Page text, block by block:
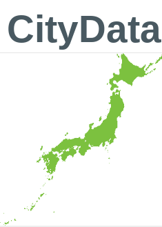
CityData